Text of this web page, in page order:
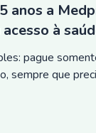
anos a
acesso à
pague
sempre que